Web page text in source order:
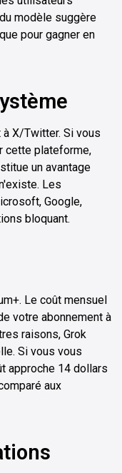
modèle suggère
pour gagner en
X/Twitter. Si vous
cette plateforme,
un avantage
Les
Google,
bloquant.
Le coût mensuel
votre abonnement à
raisons, Grok
Si vous vous
approche 14 dollars
aux